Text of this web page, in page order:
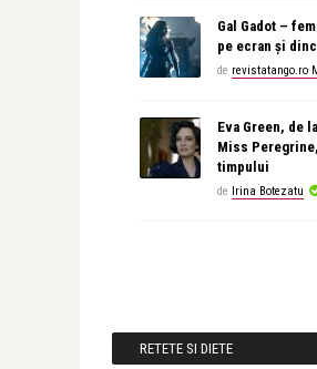
Gal Gadot –
pe ecran și
de revistatango.ro
Eva Green, de
Miss
timpului
de Irina Botezatu
RETETE SI DIETE